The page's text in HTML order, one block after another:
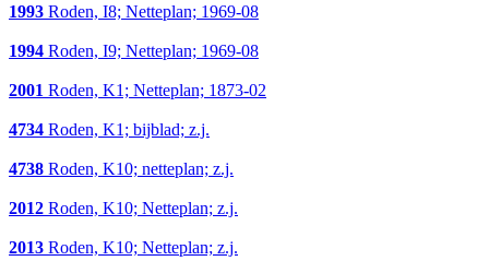
1993 Roden, I8; Netteplan; 1969-08
1994 Roden, I9; Netteplan; 1969-08
2001 Roden, K1; Netteplan; 1873-02
4734 Roden, K1; bijblad; z.j.
4738 Roden, K10; netteplan; z.j.
2012 Roden, K10; Netteplan; z.j.
2013 Roden, K10; Netteplan; z.j.